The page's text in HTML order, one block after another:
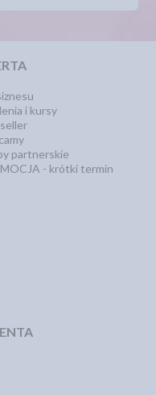
i kursy
partnerskie
- krótki termin